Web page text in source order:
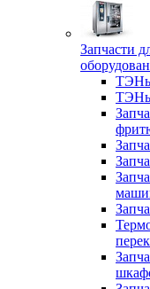
Запчасти
ТЭНы